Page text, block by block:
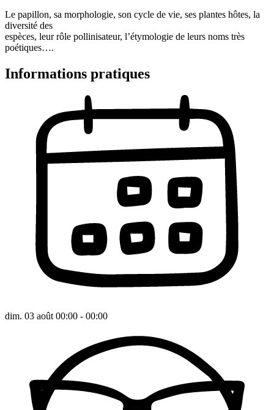
Le papillon, sa morphologie, son cycle de vie, ses plantes hôtes, la
diversité des
espèces, leur rôle pollinisateur, l’étymologie de leurs noms très
poétiques….
Informations pratiques
dim. 03 août 00:00 - 00:00